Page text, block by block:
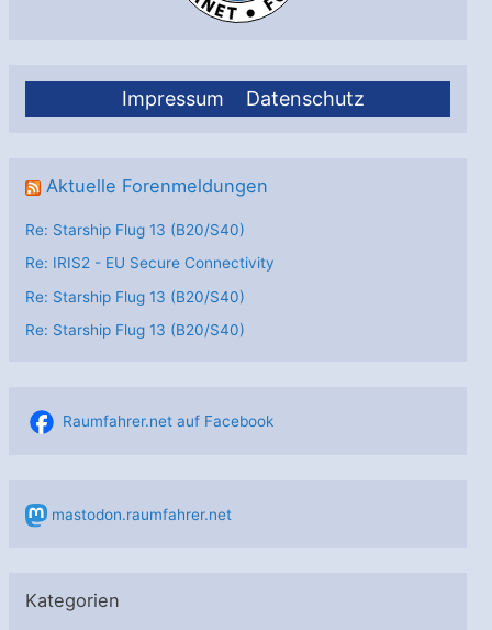
Impressum Datenschutz
Aktuelle Forenmeldungen
Re: Starship Flug 13 (B20/S40)
Re: IRIS2 - EU Secure Connectivity
Re: Starship Flug 13 (B20/S40)
Re: Starship Flug 13 (B20/S40)
Raumfahrer.net auf Facebook
mastodon.raumfahrer.net
Kategorien